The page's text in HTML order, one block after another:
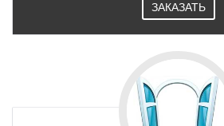
ЗАКАЗАТЬ